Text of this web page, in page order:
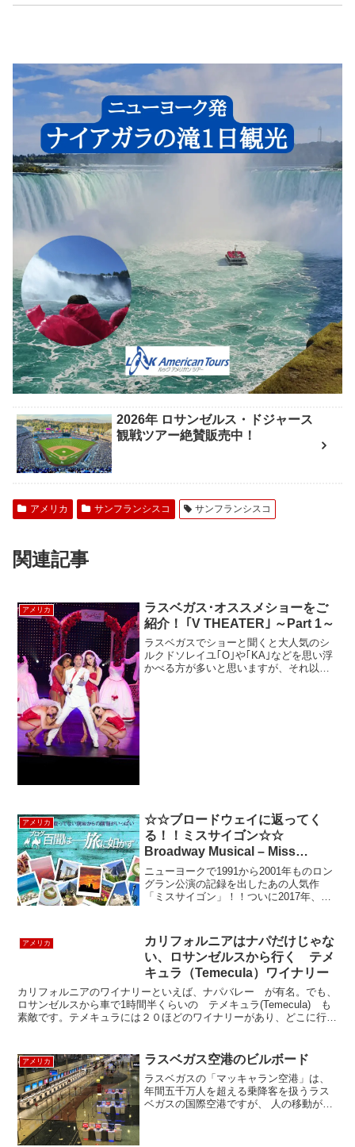
2026年 ロサンゼルス・ドジャース
観戦ツアー絶賛販売中！
アメリカ サンフランシスコ サンフランシスコ
関連記事
アメリカ
ラスベガス･オススメショーをご
紹介！ ｢V THEATER｣ ～Part 1～
ラスベガスでショーと聞くと大人気のシ
ルクドソレイユ｢O｣や｢KA｣などを思い浮
かべる方が多いと思いますが、それ以外
アメリカ
☆☆ブロードウェイに返ってく
る！！ミスサイゴン☆☆
Broadway Musical – Miss
Saigon –
ニューヨークで1991から2001年ものロン
グラン公演の記録を出したあの人気作
「ミスサイゴン」！！ついに2017年、ブ
で初演された「ミス・サイゴン」「レ・
ミゼラブル」の作曲...
アメリカ
カリフォルニアはナパだけじゃな
い、ロサンゼルスから行く テメ
キュラ（Temecula）ワイナリー
カリフォルニアのワイナリーといえば、ナパバレー が有名。でも、
ロサンゼルスから車で1時間半くらいの テメキュラ(Temecula) も
素敵です。テメキュラには２０ほどのワイナリーがあり、どこに行こ
アメリカ ラスベガス空港のビルボード
ラスベガスの「マッキャラン空港」は、
年間五千万人を超える乗降客を扱うラス
ベガスの国際空港ですが、 人の移動が規